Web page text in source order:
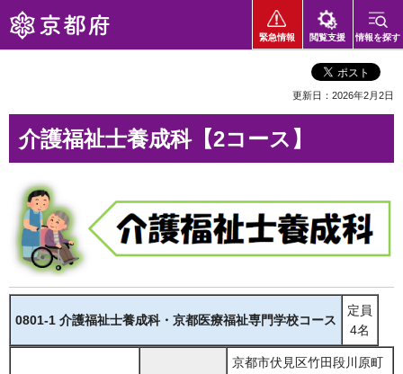
京都府
緊急情報 閲覧支援 情報を探す
更新日：2026年2月2日
介護福祉士養成科【2コース】
0801-1 介護福祉士養成科・京都医療福祉専門学校コース
定員
4名
京都市伏見区竹田段川原町